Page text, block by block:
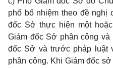
phố bổ nhiệm theo đề nghị
đốc Sở thực hiện một
Giám đốc Sở phân công
đốc Sở và trước pháp luật
phân công. Khi Giám đốc